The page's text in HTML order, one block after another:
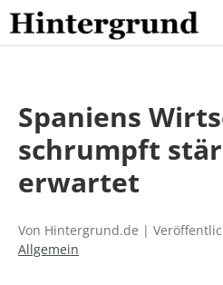
Skip
to
content
Spaniens
schrumpft
erwartet
Von Hintergrund.de |
Allgemein